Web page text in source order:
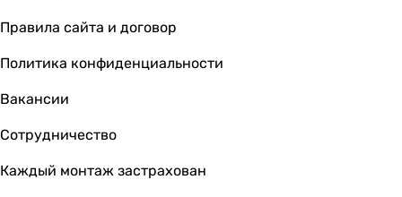
Правила сайта и договор
Политика конфиденциальности
Вакансии
Сотрудничество
Каждый монтаж застрахован